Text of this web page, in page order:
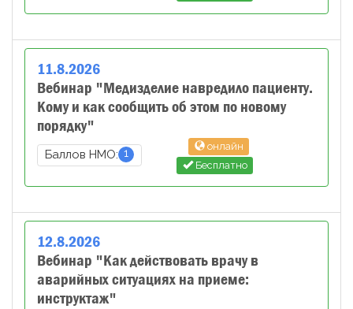
11.8.2026
Вебинар "Медизделие навредило пациенту.
Кому и как сообщить об этом по новому
порядку"
Баллов НМО: 1
онлайн
Бесплатно
12.8.2026
Вебинар "Как действовать врачу в
аварийных ситуациях на приеме:
инструктаж"